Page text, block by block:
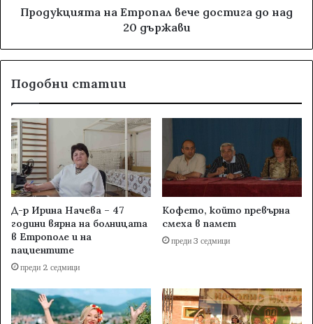
Продукцията на Етропал вече достига до над
20 държави
Подобни статии
Д-р Ирина Начева – 47
години вярна на болницата
в Етрополе и на
пациентите
преди 2 седмици
Кофето, който превърна
смеха в памет
преди 3 седмици